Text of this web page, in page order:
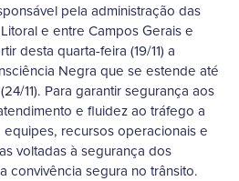
pela administração das
e entre Campos Gerais e
desta quarta-feira (19/11) a
Negra que se estende até
11). Para garantir segurança aos
e fluidez ao tráfego a
recursos operacionais e
voltadas à segurança dos
convivência segura no trânsito.